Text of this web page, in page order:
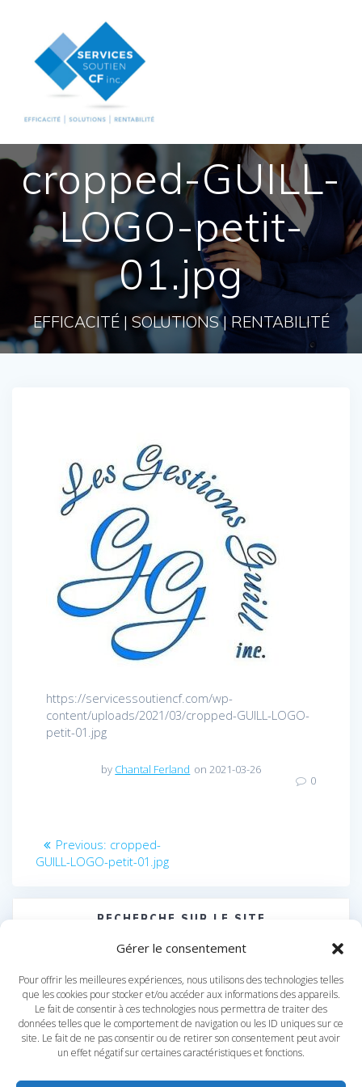
Gérer le consentement
Pour offrir les meilleures expériences, nous utilisons des technologies telles
que les cookies pour stocker et/ou accéder aux informations des appareils.
Le fait de consentir à ces technologies nous permettra de traiter des
données telles que le comportement de navigation ou les ID uniques sur ce
site. Le fait de ne pas consentir ou de retirer son consentement peut avoir
un effet négatif sur certaines caractéristiques et fonctions.
cropped-GUILL-
LOGO-petit-
01.jpg
EFFICACITÉ | SOLUTIONS | RENTABILITÉ
https://servicessoutiencf.com/wp-
content/uploads/2021/03/cropped-GUILL-LOGO-
petit-01.jpg
by Chantal Ferland on 2021-03-26
0
Navigation
de
Previous: Previous
post:
cropped-
GUILL-LOGO-petit-01.jpg
RECHERCHE SUR LE SITE
Search